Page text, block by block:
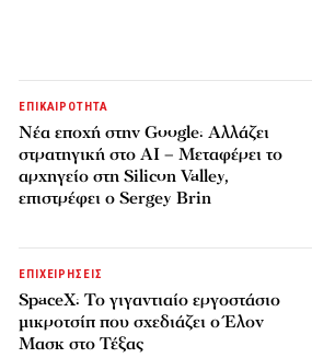
ΕΠΙΚΑΙΡΟΤΗΤΑ
Νέα εποχή στην Google: Αλλάζει
στρατηγική στο AI – Μεταφέρει το
αρχηγείο στη Silicon Valley,
επιστρέφει ο Sergey Brin
ΕΠΙΧΕΙΡΗΣΕΙΣ
SpaceX: Το γιγαντιαίο εργοστάσιο
μικροτσίπ που σχεδιάζει ο Έλον
Μασκ στο Τέξας